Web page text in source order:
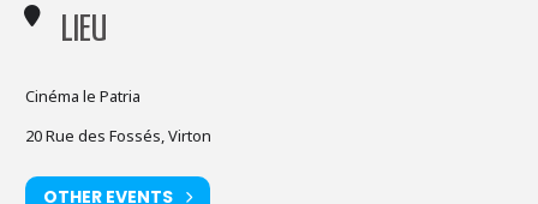
LIEU
Cinéma le Patria
20 Rue des Fossés, Virton
OTHER EVENTS